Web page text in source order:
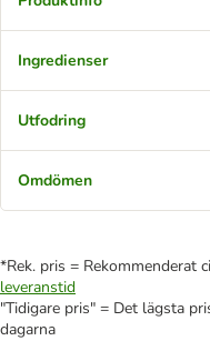
Ingredienser
Utfodring
Omdömen
*Rek. pris = Rekommenderat
leveranstid
"Tidigare pris" = Det lägsta
dagarna